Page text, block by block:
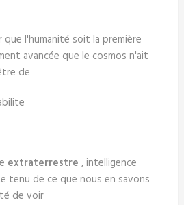
l'humanité soit la première
avancée que le cosmos n'ait
de
extraterrestre , intelligence
tenu de ce que nous en savons
de voir